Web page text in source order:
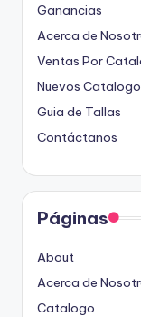
Ganancias
Acerca de
Ventas Por
Nuevos
Guia de Tallas
Contáctanos
Páginas
About
Acerca de
Catalogo